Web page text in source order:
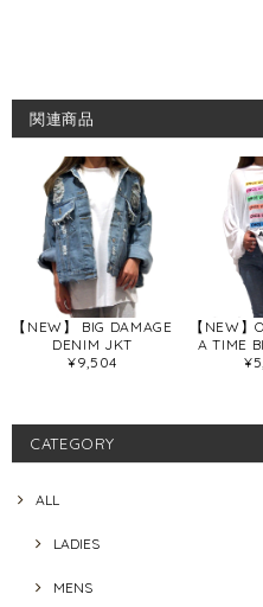
関連商品
【NEW】 BIG DAMAGE
DENIM JKT
¥9,504
【NEW】
A TIME
CATEGORY
ALL
LADIES
MENS